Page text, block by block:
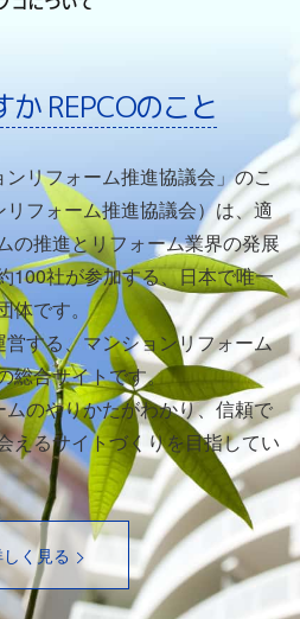
REPCOのこと
リフォーム推進協議会」のこ
フォーム推進協議会）は、適
の推進とリフォーム業界の発展
100社が参加する、日本で唯一
体です。
する、マンションリフォーム
総合サイトです。
のやりかたがわかり、信頼で
えるサイトづくりを目指してい
く見る